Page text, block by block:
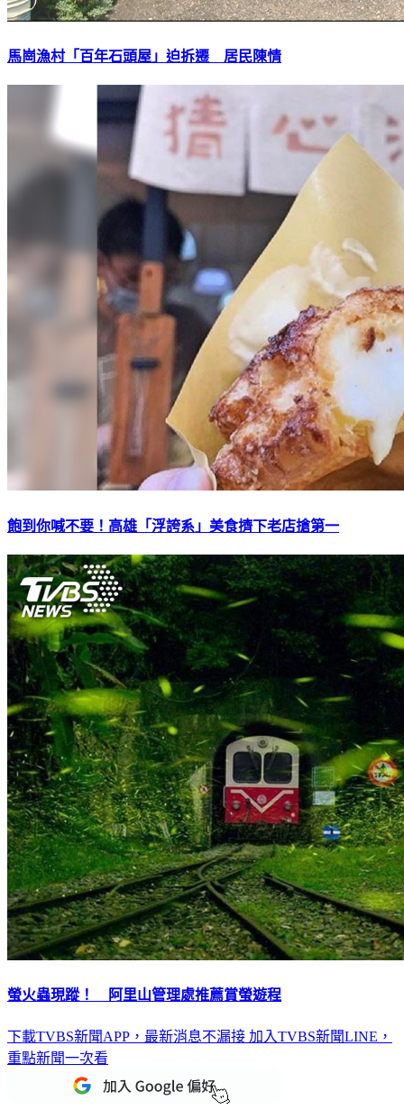
馬崗漁村「百年石頭屋」迫拆遷 居民陳情
飽到你喊不要！高雄「浮誇系」美食擠下老店搶第一
螢火蟲現蹤！ 阿里山管理處推薦賞螢遊程
下載TVBS新聞APP，最新消息不漏接 加入TVBS新聞LINE，
重點新聞一次看